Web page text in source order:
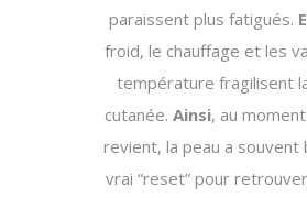
paraissent plus fatigués.
froid, le chauffage et les
température fragilisent
cutanée. Ainsi, au
revient, la peau a souvent
vrai “reset” pour